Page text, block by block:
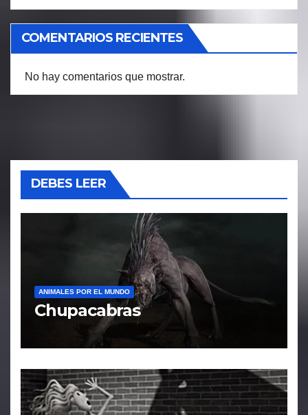
COMENTARIOS RECIENTES
No hay comentarios que mostrar.
DEBES LEER
ANIMALES POR EL MUNDO
Chupacabras